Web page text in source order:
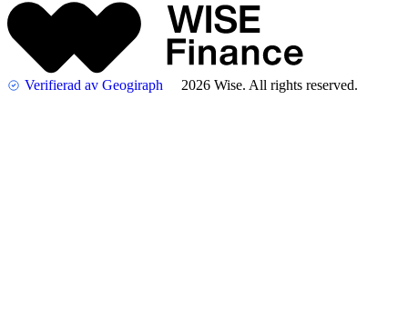
Verifierad av Geogiraph 2026 Wise. All rights reserved.